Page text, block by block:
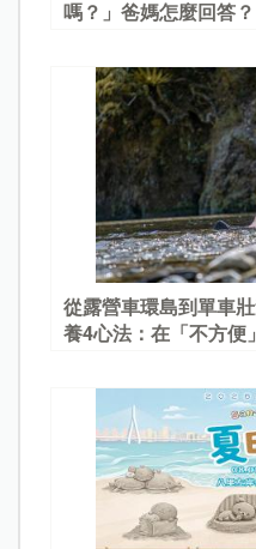
嗎？」爸媽怎麼回答？
從露營車環島到單車
養4心法：在「不方便